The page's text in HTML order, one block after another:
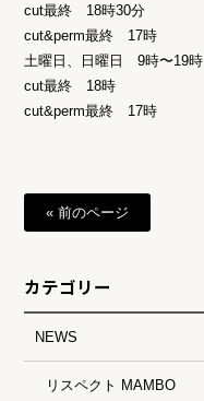
cut最終 18時30分
cut&perm最終 17時
土曜日、日曜日 9時〜19時
cut最終 18時
cut&perm最終 17時
« 前のページ
カテゴリー
NEWS
リスペクト MAMBO